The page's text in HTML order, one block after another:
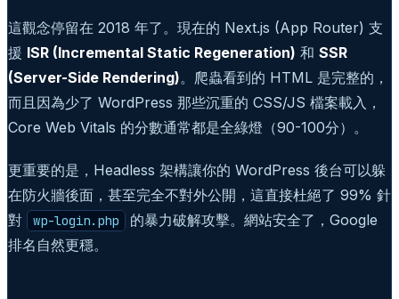
這觀念停留在 2018 年了。現在的 Next.js (App Router) 支
援 ISR (Incremental Static Regeneration) 和 SSR
(Server-Side Rendering)。爬蟲看到的 HTML 是完整的，
而且因為少了 WordPress 那些沉重的 CSS/JS 檔案載入，
Core Web Vitals 的分數通常都是全綠燈（90-100分）。
更重要的是，Headless 架構讓你的 WordPress 後台可以躲
在防火牆後面，甚至完全不對外公開，這直接杜絕了 99% 針
對
wp-login.php
的暴力破解攻擊。網站安全了，Google
排名自然更穩。